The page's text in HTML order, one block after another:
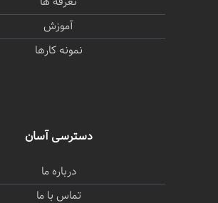
آموزش
نمونه کارها
دسترسی آسان
درباره ما
تماس با ما